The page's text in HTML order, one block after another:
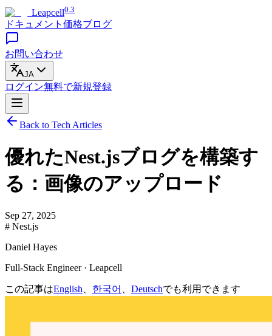
Leapcell0.3
ドキュメント 価格ブログ
お問い合わせ
JA
ログイン無料で新規登録
Back to Tech Articles
優れたNest.jsブログを構築す
る：画像のアップロード
Sep 27, 2025
# Nest.js
Daniel Hayes
Full-Stack Engineer · Leapcell
この記事はEnglish 한국어 Deutschでも利用できます